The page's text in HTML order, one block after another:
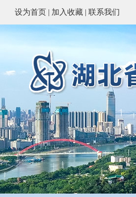
设为首页 | 加入收藏 | 联系我们